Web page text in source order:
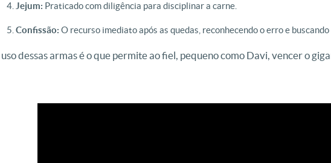
Jejum: Praticado com diligência para disciplinar a carne.
Confissão: O recurso imediato após as quedas, reconhecendo o erro e
dessas armas é o que permite ao fiel, pequeno como Davi, vencer o